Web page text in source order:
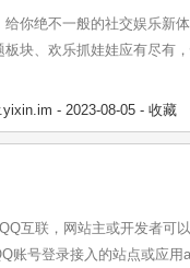
你绝不一般的社交娱乐新
块、欢乐抓娃娃应有尽有
- 2023-08-05 - 收藏
互联，网站主或开发者可
账号登录接入的站点或应用